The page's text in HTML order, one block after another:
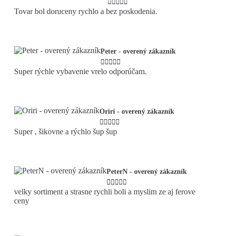
    
Tovar bol doruceny rychlo a bez poskodenia.
Peter - overený zákazník
    
Super rýchle vybavenie vrelo odporúčam.
Oriri - overený zákazník
    
Super , šikovne a rýchlo šup šup
PeterN - overený zákazník
    
velky sortiment a strasne rychli boli a myslim ze aj ferove
ceny